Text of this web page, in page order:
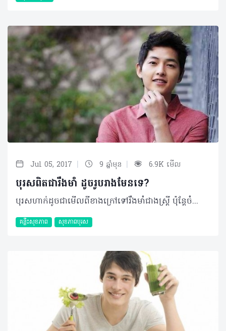
Jul 05, 2017 | 9 ឆ្នាំមុន | 6.9K មើល
បុរសពិតជារឹងមាំ ដូចរូបរាងមែនទេ?
បុរសហាក់ដូចជាមើលពីខាងក្រៅទៅរឹងមាំជាងស្រ្តី ប៉ុន្តែចំពោះបញ្ហាសុខភាពខាងក្នុងវិញ ពិតជាមិនអាចធ្វើការប្រៀបធៀបទេ ហើយទាំងនេះគឺជាហេតុផលខ្លះៗ ដែលកើតមានជាក់ស្តែង។ • ញ៉ាំលឿនពេក ឬមិនញ៉ាំតែម្តងចំពោះអាហារពេលព្រឹក ជាពិសេស ដោយសារមានលេសថាប្រញាប់ ឬការរវល់ជាដើម ហើយថែមទាំងឧស្សាហ៍ញ៉ាំអាហារ ខាងក្រៅផង កាន់តែមិនអាចធានាបាន។ • ហាក់ដូចជាប្រពៃណីរបស់បុរសៗ នៅពេលដែលជួបជុំគ្នាទៅហើយ តែផលប៉ះពាល់យូរអង្វែងរបស់គ្រឿងស្រវឹងពិតជាធ្ងន់ធ្ងរ រីឯផលប៉ះពាល់ភ្លាមៗនោះ គឺបញ្ហាគ្រោះថ្នាក់ដោយយថាហេតុផ្សេងៗ។ • ទម្លាប់មិនល្អមួយចំនួន ដូចជាការជួបជុំដល់យប់ៗ ការមើលបាល់ដាច់យប់ លេងហ្គេម ក៏ដូចជាបញ្ហាទំនួលខុសត្រូវមួយចំនួន ដូចជាការងារ ការសិក្សា និងគ្រួសារ សុទ្ធតែធ្វើឲ្យជះឥទ្ធិពលដល់ការបែងចែកពេលវេលាសម្រាប់សម្រាករបស់គេយ៉ាងខ្លាំង។ • ដោយសារការចាត់ទុកថាការងារផ្ទះមិនមែនជាបន្ទុករបស់ខ្លួន ឬក៏មមាញឹកនឹងការងារផ្សេងៗ ធ្វើឲ្យបុរសភាគច្រើនសុខចិត្តបន្សាំនឹងការរស់នៅមិនសូវ មានអនាម័យ ដែលអាចឲ្យប្រឈមនឹងជំងឺយ៉ាងងាយ។ • សកម្មភាពនេះហាក់មានការកាត់បន្ថយជាច្រើន តែក៏មិនទាំងស្រុង ចំពោះមនុស្សប្រុសពិសេសវ័យចំណាស់បន្តិច ដោយមានលេសថា​ពិបាកផ្តាច់ ឬក៏ក្មេងទើបនឹងធំមួយចំនួន ដែលចង់ចេះ ចង់ដឹង ដែលពួកគេទាំងនេះសុទ្ធតែប្រឈមមុខនឹងហានិភ័យនៃជំងឺធ្ងន់ធ្ងរជាច្រើន។ • មិនខ្លាចនឹងប្រថុយថាន ជាធម្មជាតិរបស់បុរសជាច្រើន ហើយរួមផ្សំនឹងការមិនអើពើនឹងបញ្ហាសុខភាពបន្តិចបន្តួចរបស់ខ្លួនផង ធ្វើឲ្យប្រឈមមុខនឹងបញ្ហា​ នៅពេលក្រោយយ៉ាងងាយ។ ©2017 រក្សាសិទ្ធិគ្រប់យ៉ាង​ដោយ Health Time Corporation ចំពោះគ្រប់អត្ថបទដោយគ្មានផ្នែកណាមួយត្រូវបោះពុម្ពផ្សាយចូល ប្រព័ន្ធអ៊ីនធឺណែត ឧបករណ៍អេឡិចត្រូនិក អាត់ជាសំឡេងឬថតចំលងគ្រប់រូបភាពដោយគ្មានការអនុញ្ញាតឡើយ។
គន្លឹះសុខភាព សុខភាពបុរស